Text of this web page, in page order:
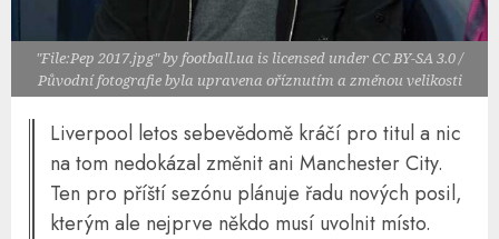
"File:Pep 2017.jpg" by football.ua is licensed under CC BY-SA 3.0 /
Původní fotografie byla upravena oříznutím a změnou velikosti
Liverpool letos sebevědomě kráčí pro titul a nic
na tom nedokázal změnit ani Manchester City.
Ten pro příští sezónu plánuje řadu nových posil,
kterým ale nejprve někdo musí uvolnit místo.